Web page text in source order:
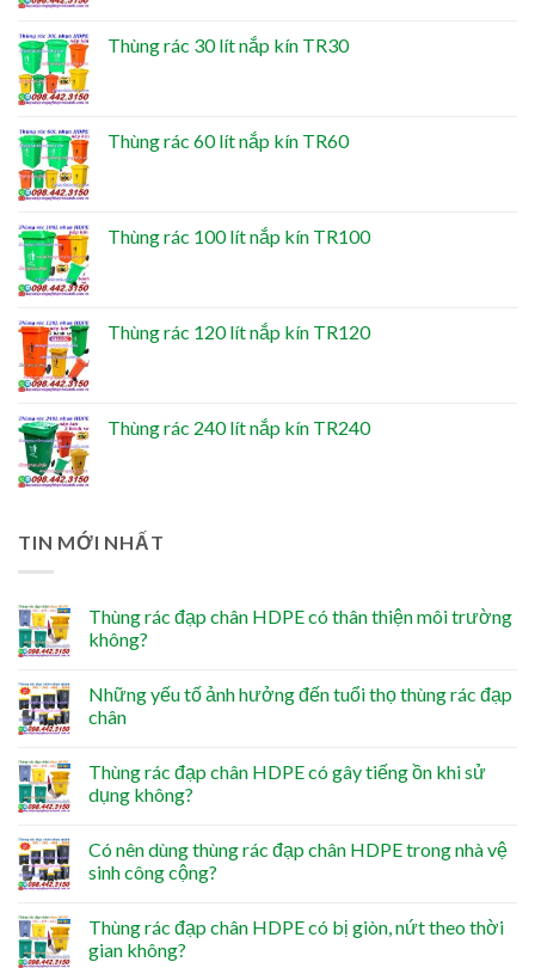
Thùng rác 30 lít nắp kín TR30
Thùng rác 60 lít nắp kín TR60
Thùng rác 100 lít nắp kín TR100
Thùng rác 120 lít nắp kín TR120
Thùng rác 240 lít nắp kín TR240
TIN MỚI NHẤT
Thùng rác đạp chân HDPE có thân thiện môi trường
không?
Những yếu tố ảnh hưởng đến tuổi thọ thùng rác đạp
chân
Thùng rác đạp chân HDPE có gây tiếng ồn khi sử
dụng không?
Có nên dùng thùng rác đạp chân HDPE trong nhà vệ
sinh công cộng?
Thùng rác đạp chân HDPE có bị giòn, nứt theo thời
gian không?